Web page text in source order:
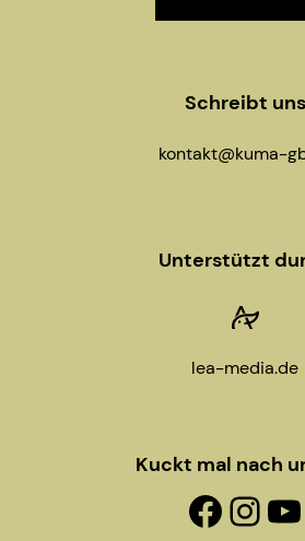
Schreibt uns
kontakt@kuma-
Unterstützt
lea-media.de
Kuckt mal nach
Facebook-